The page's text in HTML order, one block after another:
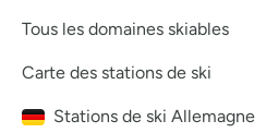
Tous les domaines skiables
Carte des stations de ski
Stations de ski Allemagne